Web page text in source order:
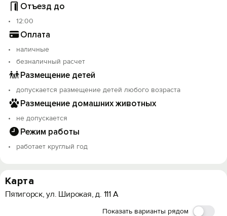
Отъезд до
12:00
Оплата
наличные
безналичный расчет
Размещение детей
допускается размещение детей любого возраста
Размещение домашних животных
не допускается
Режим работы
работает круглый год
Карта
Пятигорск, ул. Широкая, д. 111 А
Показать варианты рядом